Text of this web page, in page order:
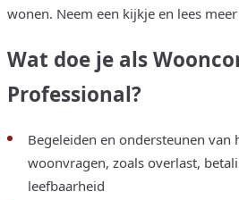
wonen. Neem een kijkje en lees
Wat doe je als
Professional?
Begeleiden en ondersteunen van
woonvragen, zoals overlast,
leefbaarheid